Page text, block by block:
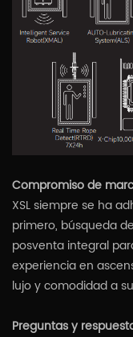
Compromiso de
XSL siempre se ha
primero, búsqueda
posventa integral
experiencia en
lujo y comodidad a
Preguntas y